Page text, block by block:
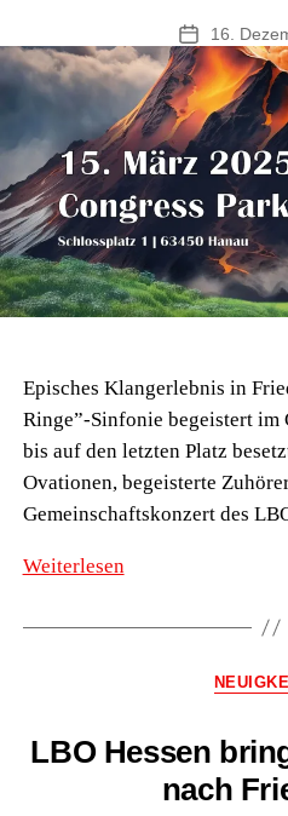
Kelkheim
vor
Korea-
Tournee
16.
Episches Klangerlebnis in
Ringe”-Sinfonie begeistert im
bis auf den letzten Platz
Ovationen, begeisterte
Gemeinschaftskonzert des
Weiterlesen“Der
der
am
LBO Hessen
nach